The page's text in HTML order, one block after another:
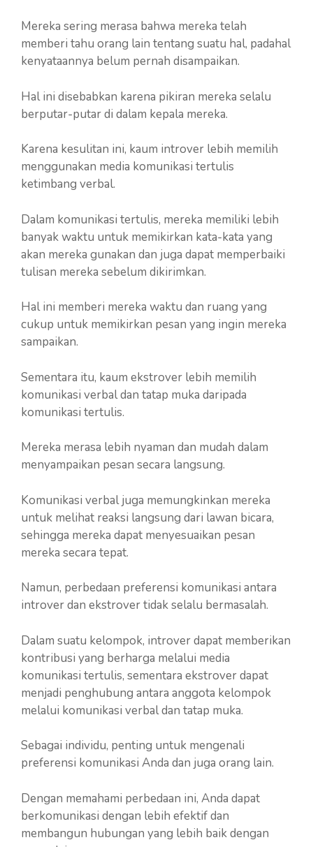
Mereka sering merasa bahwa mereka telah
memberi tahu orang lain tentang suatu hal, padahal
kenyataannya belum pernah disampaikan.
Hal ini disebabkan karena pikiran mereka selalu
berputar-putar di dalam kepala mereka.
Karena kesulitan ini, kaum introver lebih memilih
menggunakan media komunikasi tertulis
ketimbang verbal.
Dalam komunikasi tertulis, mereka memiliki lebih
banyak waktu untuk memikirkan kata-kata yang
akan mereka gunakan dan juga dapat memperbaiki
tulisan mereka sebelum dikirimkan.
Hal ini memberi mereka waktu dan ruang yang
cukup untuk memikirkan pesan yang ingin mereka
sampaikan.
Sementara itu, kaum ekstrover lebih memilih
komunikasi verbal dan tatap muka daripada
komunikasi tertulis.
Mereka merasa lebih nyaman dan mudah dalam
menyampaikan pesan secara langsung.
Komunikasi verbal juga memungkinkan mereka
untuk melihat reaksi langsung dari lawan bicara,
sehingga mereka dapat menyesuaikan pesan
mereka secara tepat.
Namun, perbedaan preferensi komunikasi antara
introver dan ekstrover tidak selalu bermasalah.
Dalam suatu kelompok, introver dapat memberikan
kontribusi yang berharga melalui media
komunikasi tertulis, sementara ekstrover dapat
menjadi penghubung antara anggota kelompok
melalui komunikasi verbal dan tatap muka.
Sebagai individu, penting untuk mengenali
preferensi komunikasi Anda dan juga orang lain.
Dengan memahami perbedaan ini, Anda dapat
berkomunikasi dengan lebih efektif dan
membangun hubungan yang lebih baik dengan